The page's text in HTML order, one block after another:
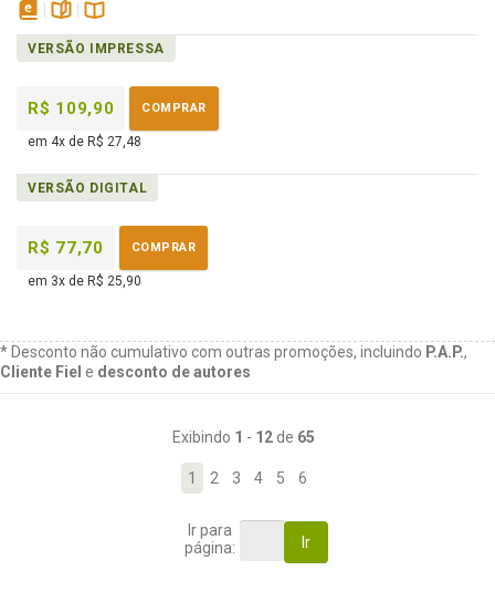
disponível
em
páginasDisponível
na
VERSÃO IMPRESSA
R$ 109,90 COMPRAR
em 4x de R$ 27,48
VERSÃO DIGITAL
R$ 77,70 COMPRAR
em 3x de R$ 25,90
* Desconto não cumulativo com outras promoções, incluindo P.A.P.,
Cliente Fiel e desconto de autores
Exibindo 1 - 12de 65
1 2 3 4 5 6
Ir para
página:
Ir